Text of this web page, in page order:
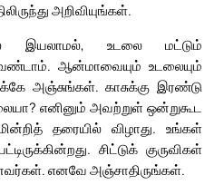
அறிவியுங்கள்.
உடலை மட்டும்
ஆன்மாவையும் உடலையும்
அஞ்சுங்கள். காசுக்கு இரண்டு
எனினும் அவற்றுள் ஒன்றுகூட
தரையில் விழாது. உங்கள்
சிட்டுக் குருவிகள்
எனவே அஞ்சாதிருங்கள்.